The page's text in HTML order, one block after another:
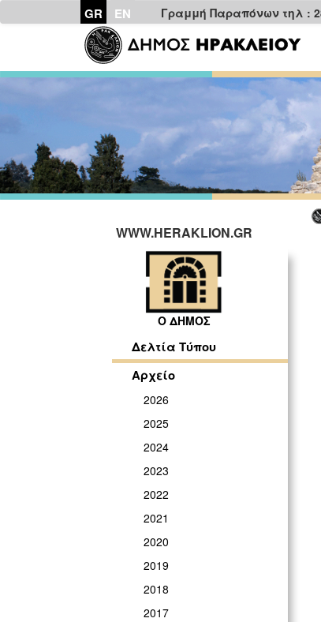
GR EN Γραμμή Παραπόνων τηλ :
WWW.HERAKLION.GR
Ο ΔΗΜΟΣ
Δελτία Τύπου
Αρχείο
2026
2025
2024
2023
2022
2021
2020
2019
2018
2017